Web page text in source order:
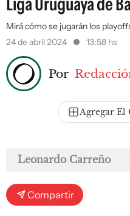
Mirá cómo se jugarán los
24 de abril 2024
13:58 hs
Por
Agregar El
Leonardo Carreño
Compartir